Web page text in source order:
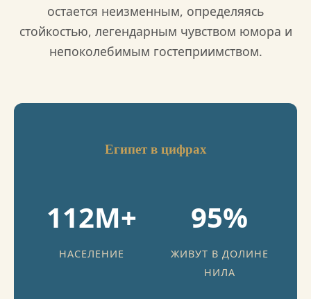
остается неизменным, определяясь
стойкостью, легендарным чувством юмора и
непоколебимым гостеприимством.
Египет в цифрах
112М+
НАСЕЛЕНИЕ
95%
ЖИВУТ В ДОЛИНЕ
НИЛА